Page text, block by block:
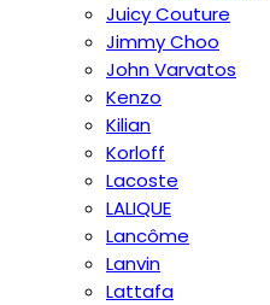
Juicy Couture
Jimmy Choo
John Varvatos
Kenzo
Kilian
Korloff
Lacoste
LALIQUE
Lancôme
Lanvin
Lattafa